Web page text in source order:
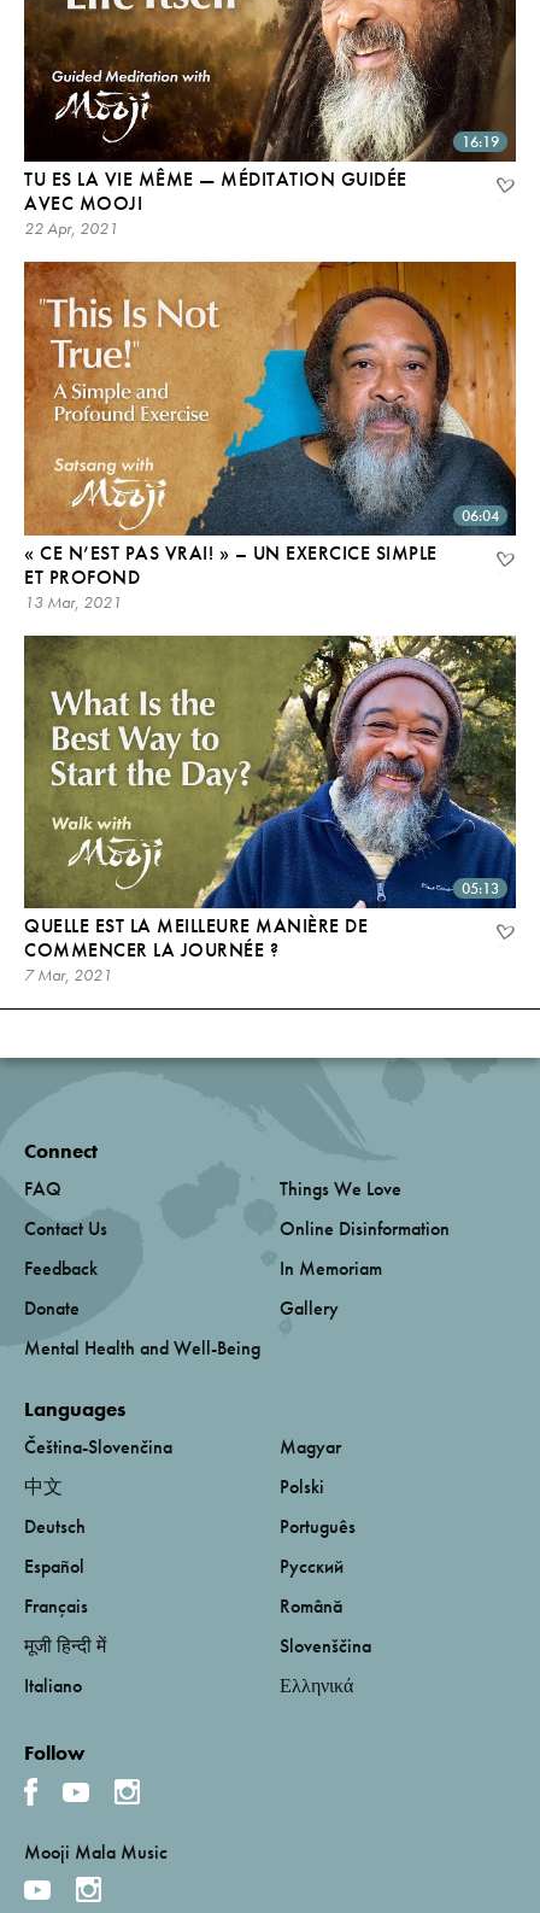
16:19
TU ES LA VIE MÊME — MÉDITATION GUIDÉE
AVEC MOOJI
22 Apr, 2021
06:04
« CE N’EST PAS VRAI! » – UN EXERCICE SIMPLE
ET PROFOND
13 Mar, 2021
05:13
QUELLE EST LA MEILLEURE MANIÈRE DE
COMMENCER LA JOURNÉE ?
7 Mar, 2021
Connect
FAQ
Contact Us
Feedback
Donate
Mental Health and Well-Being
Things We Love
Online Disinformation
In Memoriam
Gallery
Languages
Čeština-Slovenčina
中文
Deutsch
Español
Français
मूजी हिन्दी में
Italiano
Magyar
Polski
Português
Русский
Română
Slovenščina
Ελληνικά
Follow
Mooji Mala Music